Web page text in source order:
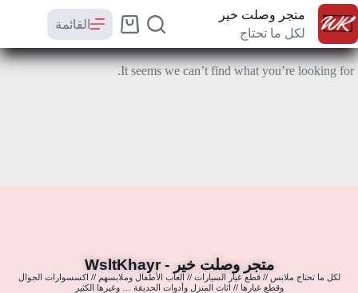
متجر وصلت خير
لكل ما تحتاج
القائمة
It seems we can’t find what you’re looking for.
متجر وصلت خير - WsltKhayr
لكل ما تحتاج ملابس // قطع غيار السيارات // العاب الأطفال وملابسهم // اكسسوارات الجوال
وقطع غيارها // اثاث المنزل وأدوات الحديقة … وغيرها الكثير